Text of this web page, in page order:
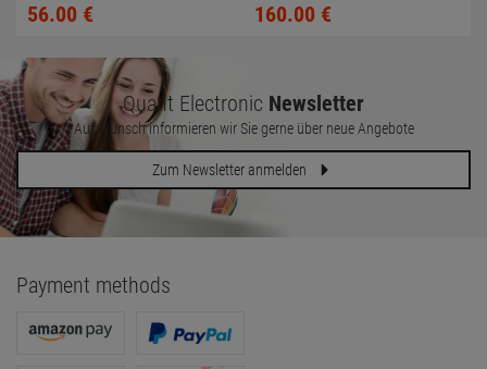
56.00 € 160.00 €
Quant Electronic Newsletter
Auf Wunsch informieren wir Sie gerne über neue Angebote
Zum Newsletter anmelden
Payment methods